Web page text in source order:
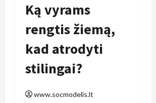
Ką vyrams
rengtis žiemą,
kad atrodyti
stilingai?
www.socmodelis.lt